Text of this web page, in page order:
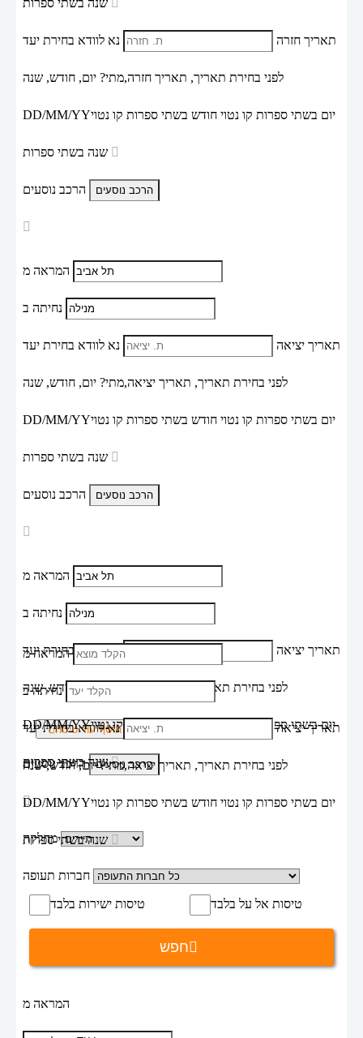
תאריך חזרה נא לוודא בחירת יעד
לפני בחירת תאריך, תאריך חזרה,מתי? יום, חודש, שנה
DD/MM/YYיום בשתי ספרות קו נטוי חודש בשתי ספרות קו נטוי
הרכב נוסעים
המראה מ
נחיתה ב
תאריך יציאה נא לוודא בחירת יעד
לפני בחירת תאריך, תאריך יציאה,מתי? יום, חודש, שנה
DD/MM/YYיום בשתי ספרות קו נטוי חודש בשתי ספרות קו נטוי
הרכב נוסעים
המראה מ
נחיתה ב
תאריך יציאה נא לוודא בחירת יעד
לפני בחירת תאריך, מתי? יום, חודש, שנה
DD/MM/YYיום בשתי ספרות קו נטוי חודש בשתי ספרות קו נטוי
שנה בשתי ספרות
המראה מ
נחיתה ב
תאריך יציאה נא לוודא בחירת יעד
לפני בחירת תאריך, תאריך יציאה,מתי? יום, חודש, שנה
DD/MM/YYיום בשתי ספרות קו נטוי חודש בשתי ספרות קו נטוי
הוסף עוד טיסה
הרכב נוסעים
חפש
מחלקה
חברות תעופה
טיסות ישירות בלבד טיסות אל על בלבד
המראה מ